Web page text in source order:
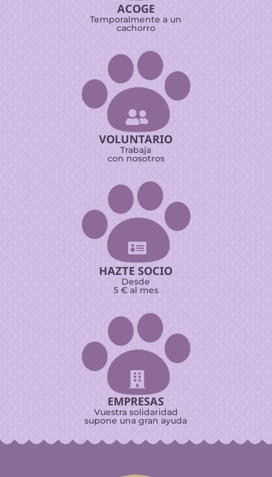
ACOGE
Temporalmente a un
cachorro

VOLUNTARIO
Trabaja
con nosotros

HAZTE SOCIO
Desde
5 € al mes

EMPRESAS
Vuestra solidaridad
supone una gran ayuda